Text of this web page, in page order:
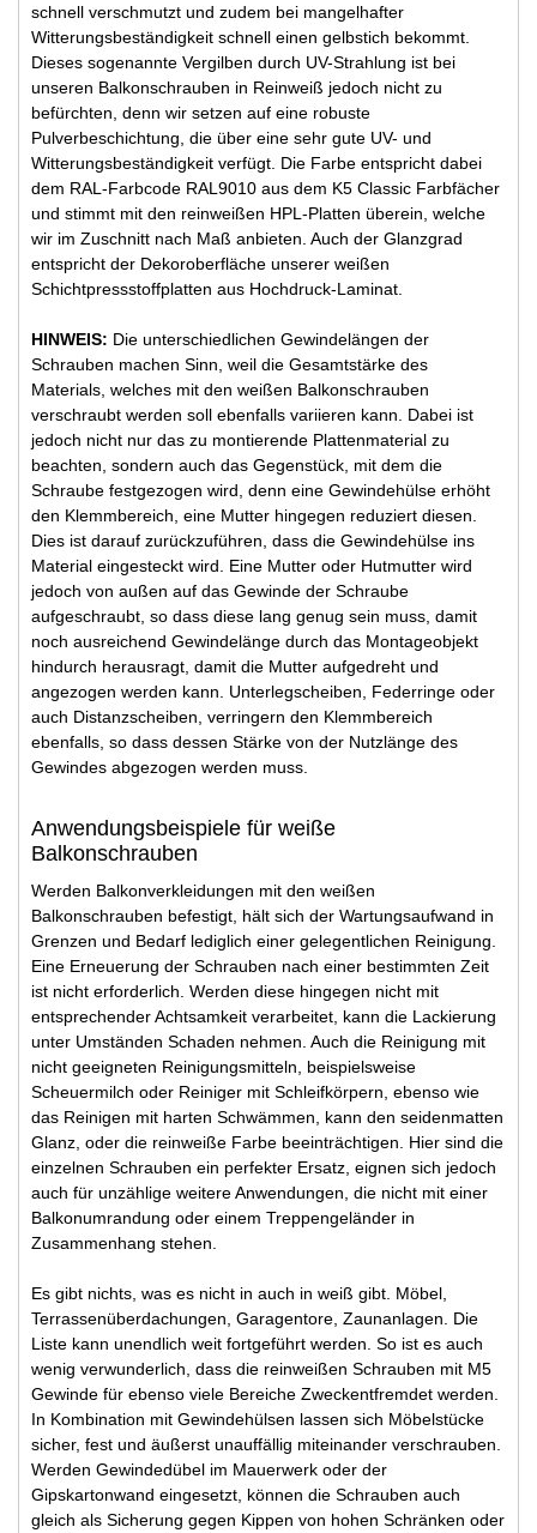
schnell verschmutzt und zudem bei mangelhafter
Witterungsbeständigkeit schnell einen gelbstich bekommt.
Dieses sogenannte Vergilben durch UV-Strahlung ist bei
unseren Balkonschrauben in Reinweiß jedoch nicht zu
befürchten, denn wir setzen auf eine robuste
Pulverbeschichtung, die über eine sehr gute UV- und
Witterungsbeständigkeit verfügt. Die Farbe entspricht dabei
dem RAL-Farbcode RAL9010 aus dem K5 Classic Farbfächer
und stimmt mit den reinweißen HPL-Platten überein, welche
wir im Zuschnitt nach Maß anbieten. Auch der Glanzgrad
entspricht der Dekoroberfläche unserer weißen
Schichtpressstoffplatten aus Hochdruck-Laminat.
HINWEIS: Die unterschiedlichen Gewindelängen der
Schrauben machen Sinn, weil die Gesamtstärke des
Materials, welches mit den weißen Balkonschrauben
verschraubt werden soll ebenfalls variieren kann. Dabei ist
jedoch nicht nur das zu montierende Plattenmaterial zu
beachten, sondern auch das Gegenstück, mit dem die
Schraube festgezogen wird, denn eine Gewindehülse erhöht
den Klemmbereich, eine Mutter hingegen reduziert diesen.
Dies ist darauf zurückzuführen, dass die Gewindehülse ins
Material eingesteckt wird. Eine Mutter oder Hutmutter wird
jedoch von außen auf das Gewinde der Schraube
aufgeschraubt, so dass diese lang genug sein muss, damit
noch ausreichend Gewindelänge durch das Montageobjekt
hindurch herausragt, damit die Mutter aufgedreht und
angezogen werden kann. Unterlegscheiben, Federringe oder
auch Distanzscheiben, verringern den Klemmbereich
ebenfalls, so dass dessen Stärke von der Nutzlänge des
Gewindes abgezogen werden muss.
Anwendungsbeispiele für weiße
Balkonschrauben
Werden Balkonverkleidungen mit den weißen
Balkonschrauben befestigt, hält sich der Wartungsaufwand in
Grenzen und Bedarf lediglich einer gelegentlichen Reinigung.
Eine Erneuerung der Schrauben nach einer bestimmten Zeit
ist nicht erforderlich. Werden diese hingegen nicht mit
entsprechender Achtsamkeit verarbeitet, kann die Lackierung
unter Umständen Schaden nehmen. Auch die Reinigung mit
nicht geeigneten Reinigungsmitteln, beispielsweise
Scheuermilch oder Reiniger mit Schleifkörpern, ebenso wie
das Reinigen mit harten Schwämmen, kann den seidenmatten
Glanz, oder die reinweiße Farbe beeinträchtigen. Hier sind die
einzelnen Schrauben ein perfekter Ersatz, eignen sich jedoch
auch für unzählige weitere Anwendungen, die nicht mit einer
Balkonumrandung oder einem Treppengeländer in
Zusammenhang stehen.
Es gibt nichts, was es nicht in auch in weiß gibt. Möbel,
Terrassenüberdachungen, Garagentore, Zaunanlagen. Die
Liste kann unendlich weit fortgeführt werden. So ist es auch
wenig verwunderlich, dass die reinweißen Schrauben mit M5
Gewinde für ebenso viele Bereiche Zweckentfremdet werden.
In Kombination mit Gewindehülsen lassen sich Möbelstücke
sicher, fest und äußerst unauffällig miteinander verschrauben.
Werden Gewindedübel im Mauerwerk oder der
Gipskartonwand eingesetzt, können die Schrauben auch
gleich als Sicherung gegen Kippen von hohen Schränken oder